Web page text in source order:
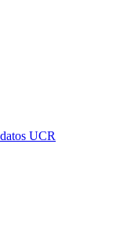
UCR